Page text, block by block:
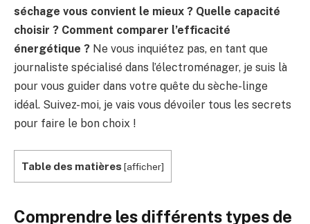
séchage vous convient le mieux ? Quelle capacité
choisir ? Comment comparer l’efficacité
énergétique ? Ne vous inquiétez pas, en tant que
journaliste spécialisé dans l’électroménager, je suis là
pour vous guider dans votre quête du sèche-linge
idéal. Suivez-moi, je vais vous dévoiler tous les secrets
pour faire le bon choix !
Table des matières [afficher]
Comprendre les différents types de